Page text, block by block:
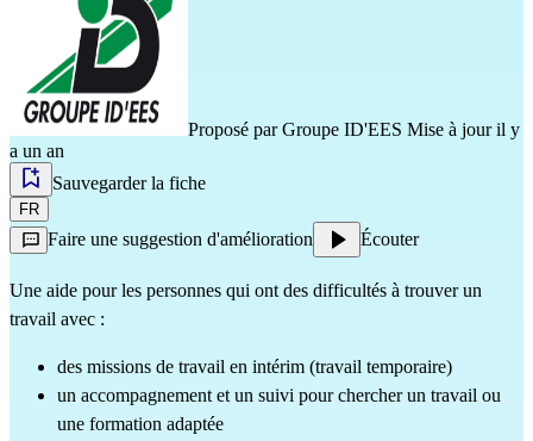
Proposé par Groupe ID'EES Mise à jour il y
a un an
Sauvegarder la fiche
FR
Faire une suggestion d'amélioration Écouter
Une aide pour les personnes qui ont des difficultés à trouver un
travail avec :
des missions de travail en intérim (travail temporaire)
un accompagnement et un suivi pour chercher un travail ou
une formation adaptée